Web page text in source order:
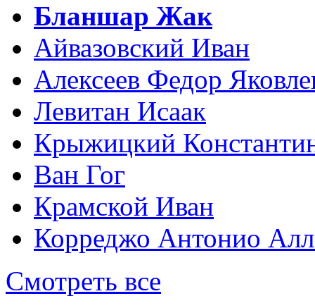
Бланшар Жак
Айвазовский Иван
Алексеев Федор
Левитан Исаак
Крыжицкий
Ван Гог
Крамской Иван
Корреджо Антонио
Смотреть все